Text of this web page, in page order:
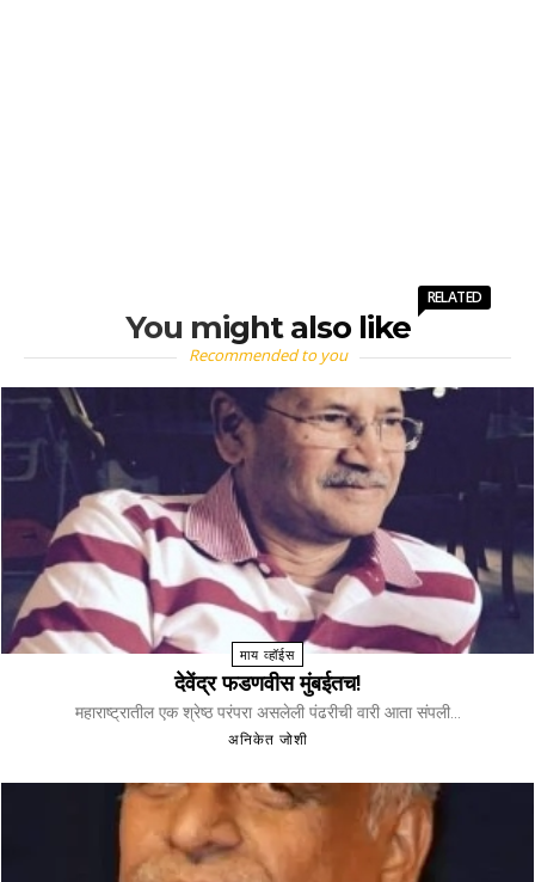
You might also like
RELATED
Recommended to you
माय व्हॉईस
देवेंद्र फडणवीस मुंबईतच!
महाराष्ट्रातील एक श्रेष्ठ परंपरा असलेली पंढरीची वारी आता संपली...
अनिकेत जोशी